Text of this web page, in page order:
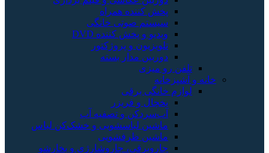
پخش کننده همراه
سیستم صوتی خانگی
ویدیو و پخش کننده DVD
تلویزیون و پروژکتور
دوربین مدار بسته
تلفن رو میزی
خانه و آشپزخانه
لوازم خانگی برقی
یخچال و فریزر
آب‌سردکن و تصفیه آب
ماشین لباسشویی و خشک‌کن لباس
ماشین ظرفشویی
جاروبرقی، جاروشارژی و بخارشو